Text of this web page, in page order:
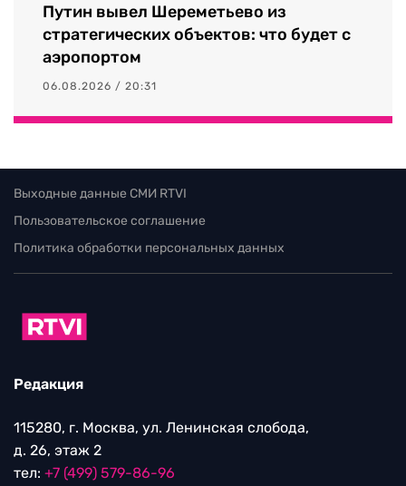
Путин вывел Шереметьево из
стратегических объектов: что будет с
аэропортом
06.08.2026 / 20:31
Выходные данные СМИ RTVI
Пользовательское соглашение
Политика обработки персональных данных
Редакция
115280, г. Москва, ул. Ленинская слобода,
д. 26, этаж 2
тел: +7 (499) 579-86-96